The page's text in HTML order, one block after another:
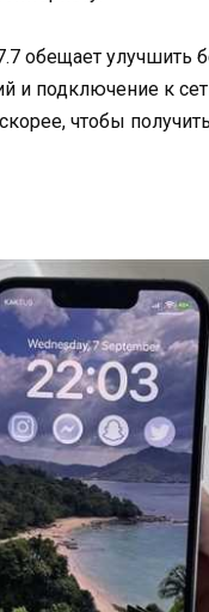
обещает улучшить
и подключение к
чтобы